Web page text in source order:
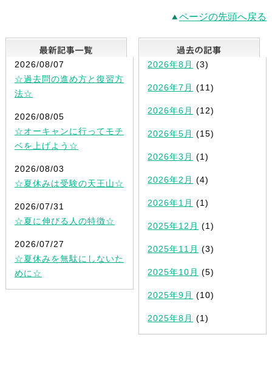
ページの先頭へ戻る
最新記事一覧
2026/08/07
☆過去問の進め方と復習方
法☆
2026/08/05
☆オーキャンに行ってモチ
ベを上げよう☆
2026/08/03
☆夏休みは受験の天王山☆
2026/07/31
☆夏に伸びる人の特徴☆
2026/07/27
☆夏休みを無駄にしないた
めに☆
2026年8月 (3)
2026年7月 (11)
2026年6月 (12)
2026年5月 (15)
2026年3月 (1)
2026年2月 (4)
2026年1月 (1)
2025年12月 (1)
2025年11月 (3)
2025年10月 (5)
2025年9月 (10)
2025年8月 (1)